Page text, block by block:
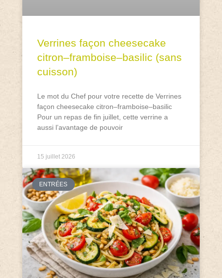
Verrines façon cheesecake
citron–framboise–basilic (sans
cuisson)
Le mot du Chef pour votre recette de Verrines
façon cheesecake citron–framboise–basilic
Pour un repas de fin juillet, cette verrine a
aussi l’avantage de pouvoir
15 juillet 2026
ENTRÉES